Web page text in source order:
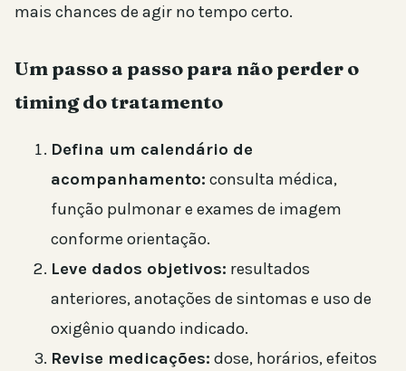
mais chances de agir no tempo certo.
Um passo a passo para não perder o
timing do tratamento
Defina um calendário de
acompanhamento: consulta médica,
função pulmonar e exames de imagem
conforme orientação.
Leve dados objetivos: resultados
anteriores, anotações de sintomas e uso de
oxigênio quando indicado.
Revise medicações: dose, horários, efeitos